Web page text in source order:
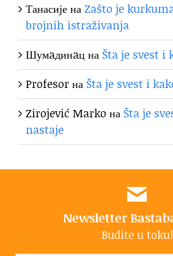
ТанасијенаZašto je
brojnih istraživanja
Шумaдинaцна Šta je svest i
Profesorна Šta je svest i
Zirojević Marko на Šta je
nastaje
Newsletter
Budite u toku!